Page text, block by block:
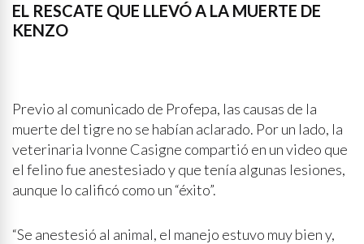
EL RESCATE QUE LLEVÓ A LA MUERTE DE
KENZO
Previo al comunicado de Profepa, las causas de la
muerte del tigre no se habían aclarado. Por un lado, la
veterinaria Ivonne Casigne compartió en un video que
el felino fue anestesiado y que tenía algunas lesiones,
aunque lo calificó como un “éxito”.
“Se anestesió al animal, el manejo estuvo muy bien y,